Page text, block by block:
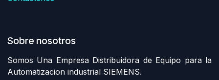
Sobre nosotros
Somos Una Empresa Distribuidora de Equipo para la
Automatizacion industrial SIEMENS.